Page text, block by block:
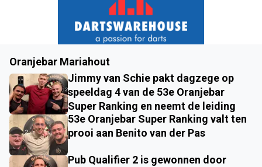
Oranjebar Mariahout
Jimmy van Schie pakt dagzege op
speeldag 4 van de 53e Oranjebar
Super Ranking en neemt de leiding
53e Oranjebar Super Ranking valt ten
prooi aan Benito van der Pas
Pub Qualifier 2 is gewonnen door